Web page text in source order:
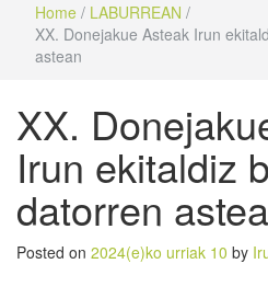
Home / LABURREAN /
XX. Donejakue Asteak Irun
astean
XX.
Irun ekitaldiz
datorren
Posted on 2024(e)ko urriak 10 by